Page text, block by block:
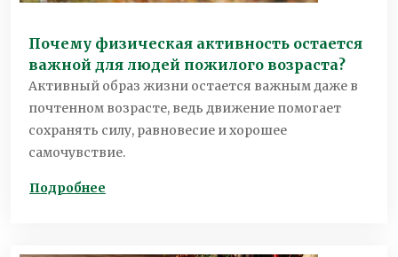
Почему физическая активность остается
важной для людей пожилого возраста?
Активный образ жизни остается важным даже в
почтенном возрасте, ведь движение помогает
сохранять силу, равновесие и хорошее
самочувствие.
Подробнее